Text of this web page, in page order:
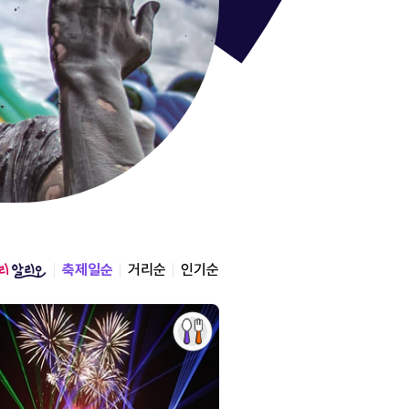
통영한
축제일순 거리순 인기순